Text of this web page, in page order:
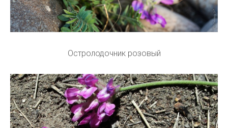
Остролодочник розовый